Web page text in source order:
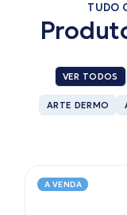
TUDO
VER TODOS
ARTE DERMO
A VENDA